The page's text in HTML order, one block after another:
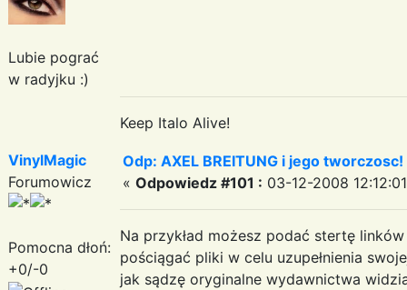
Lubie pograć
w radyjku :)
Keep Italo Alive!
VinylMagic
Forumowicz
Pomocna dłoń:
+0/-0
Odp: AXEL BREITUNG i jego
« Odpowiedz #101 : 03-12-2008
Na przykład możesz podać stertę
pościągać pliki w celu uzupełnienia
jak sądzę oryginalne wydawnictwa